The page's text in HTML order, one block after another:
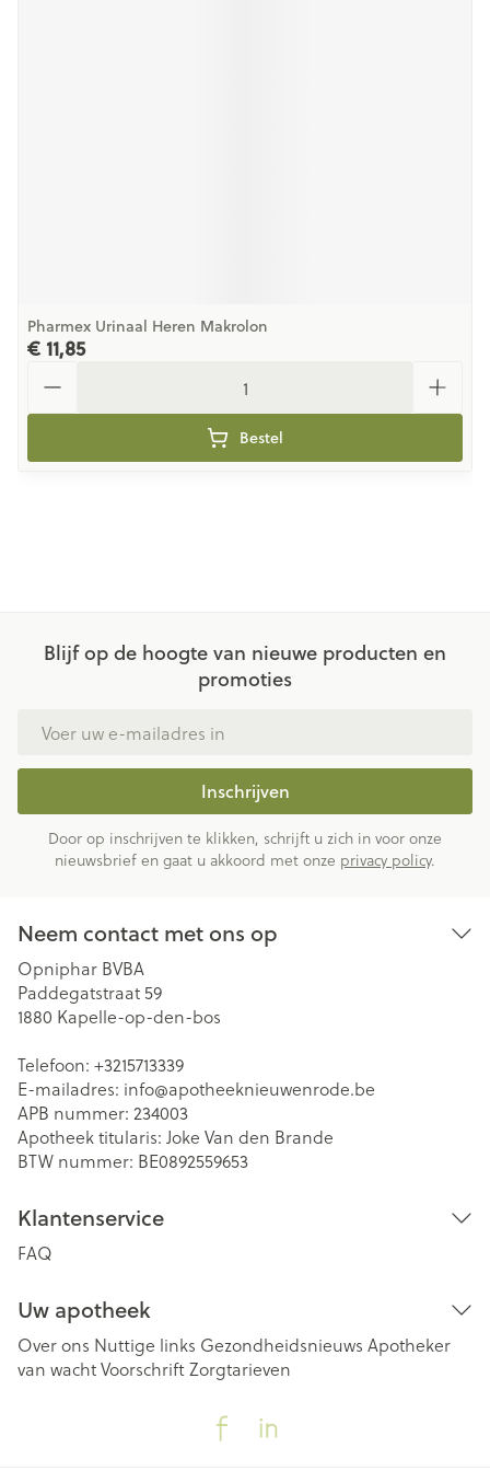
Pharmex Urinaal Heren Makrolon
€ 11,85
Bestel
Blijf op de hoogte van nieuwe producten en
promoties
Inschrijven
Door op inschrijven te klikken, schrijft u zich in voor onze
nieuwsbrief en gaat u akkoord met onze privacy policy.
Neem contact met ons op
Opniphar BVBA
Paddegatstraat 59
1880 Kapelle-op-den-bos
Telefoon: +3215713339
E-mailadres: info@apotheeknieuwenrode.be
APB nummer: 234003
Apotheek titularis: Joke Van den Brande
BTW nummer: BE0892559653
Klantenservice
FAQ
Uw apotheek
Over ons Nuttige links Gezondheidsnieuws Apotheker
van wachtVoorschriftZorgtarieven